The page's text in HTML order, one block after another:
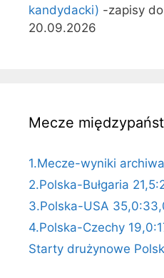
kandydacki) -zapisy
20.09.2026
Mecze
1.Mecze-wyniki
2.Polska-Bułgaria
3.Polska-USA
4.Polska-Czechy
Starty drużynowe